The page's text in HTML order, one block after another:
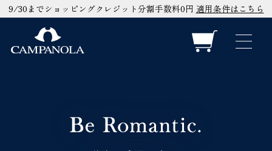
9/30までショッピングクレジット分割手数料0円 適用条件はこちら